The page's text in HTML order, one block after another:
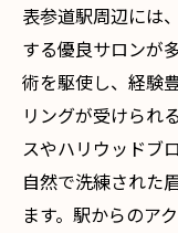
表参道駅周辺には
する優良サロンが
術を駆使し、経験
リングが受けられ
スやハリウッドブ
自然で洗練された
ます。駅からのア